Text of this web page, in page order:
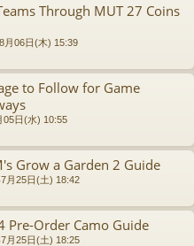
Through MUT 27 Coins
月06日(木) 15:39
to Follow for Game
05日(水) 10:55
Grow a Garden 2 Guide
月25日(土) 18:42
Pre-Order Camo Guide
月25日(土) 18:25